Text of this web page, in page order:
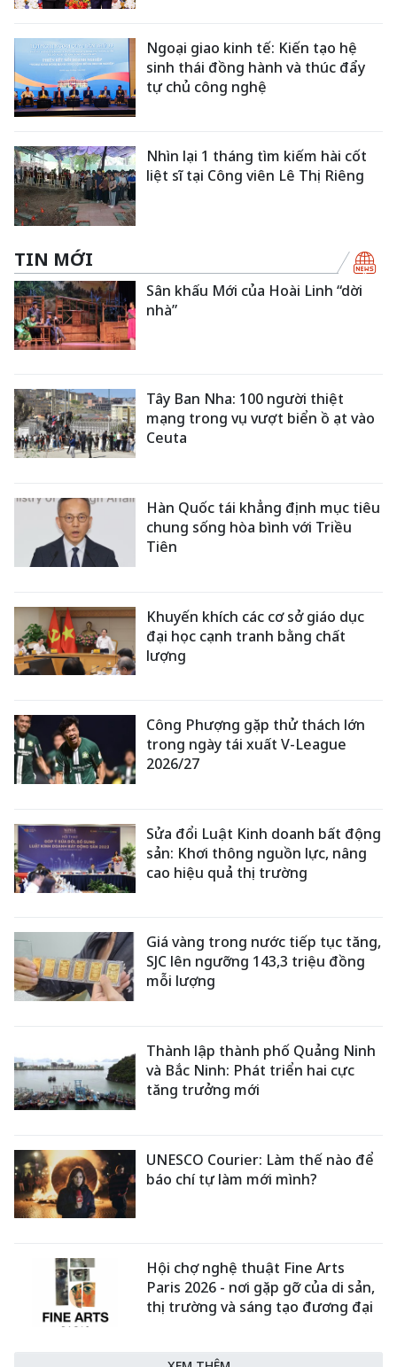
Ngoại giao kinh tế: Kiến tạo hệ
sinh thái đồng hành và thúc đẩy
tự chủ công nghệ
Nhìn lại 1 tháng tìm kiếm hài cốt
liệt sĩ tại Công viên Lê Thị Riêng
TIN MỚI
Sân khấu Mới của Hoài Linh “dời
nhà”
Tây Ban Nha: 100 người thiệt
mạng trong vụ vượt biển ồ ạt vào
Ceuta
Hàn Quốc tái khẳng định mục tiêu
chung sống hòa bình với Triều
Tiên
Khuyến khích các cơ sở giáo dục
đại học cạnh tranh bằng chất
lượng
Công Phượng gặp thử thách lớn
trong ngày tái xuất V-League
2026/27
Sửa đổi Luật Kinh doanh bất động
sản: Khơi thông nguồn lực, nâng
cao hiệu quả thị trường
Giá vàng trong nước tiếp tục tăng,
SJC lên ngưỡng 143,3 triệu đồng
mỗi lượng
Thành lập thành phố Quảng Ninh
và Bắc Ninh: Phát triển hai cực
tăng trưởng mới
UNESCO Courier: Làm thế nào để
báo chí tự làm mới mình?
Hội chợ nghệ thuật Fine Arts
Paris 2026 - nơi gặp gỡ của di sản,
thị trường và sáng tạo đương đại